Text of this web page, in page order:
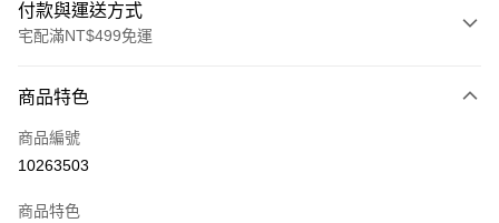
付款與運送方式
宅配滿NT$499免運
信用卡一次付款
LINE Pay
商品特色
商品編號
10263503
商品特色